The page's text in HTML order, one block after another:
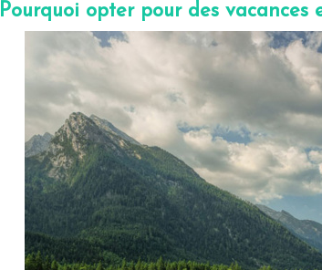
Pourquoi opter pour des vacances